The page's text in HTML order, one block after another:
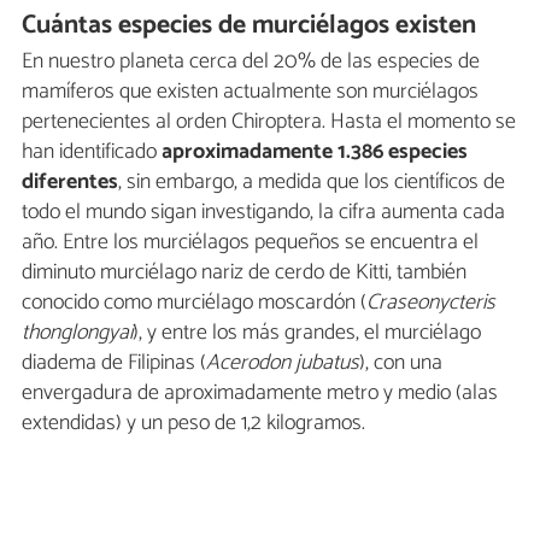
Cuántas especies de murciélagos existen
En nuestro planeta cerca del 20% de las especies de
mamíferos que existen actualmente son murciélagos
pertenecientes al orden Chiroptera. Hasta el momento se
han identificadoaproximadamente 1.386 especies
diferentes, sin embargo, a medida que los científicos de
todo el mundo sigan investigando, la cifra aumenta cada
año. Entre los murciélagos pequeños se encuentra el
diminuto murciélago nariz de cerdo de Kitti, también
conocido como murciélago moscardón (Craseonycteris
thonglongyai), y entre los más grandes, el murciélago
diadema de Filipinas (Acerodon jubatus), con una
envergadura de aproximadamente metro y medio (alas
extendidas) y un peso de 1,2 kilogramos.